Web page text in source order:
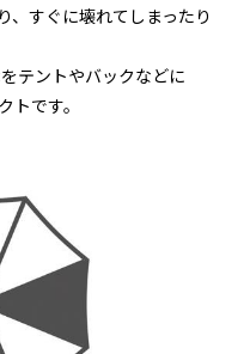
、すぐに壊れてしまったり
をテントやバックなどに
です。